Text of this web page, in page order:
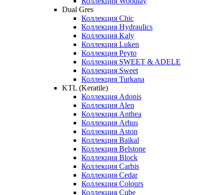
Dual Gres
Коллекция Chic
Коллекция Hydraulics
Коллекция Kaly
Коллекция Luken
Коллекция Peyto
Коллекция SWEET & ADELE
Коллекция Sweet
Коллекция Turkana
KTL (Keratile)
Коллекция Adonis
Коллекция Alen
Коллекция Anthea
Коллекция Arhus
Коллекция Aston
Коллекция Baikal
Коллекция Belstone
Коллекция Block
Коллекция Carbis
Коллекция Cedar
Коллекция Colours
Коллекция Cube